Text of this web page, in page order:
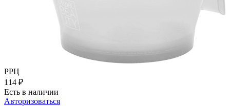
РРЦ
114 ₽
Есть в наличии
Авторизоваться